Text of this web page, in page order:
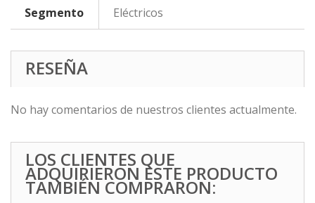
Segmento Eléctricos
RESEÑA
No hay comentarios de nuestros clientes actualmente.
LOS CLIENTES QUE
ADQUIRIERON ESTE PRODUCTO
TAMBIÉN COMPRARON: